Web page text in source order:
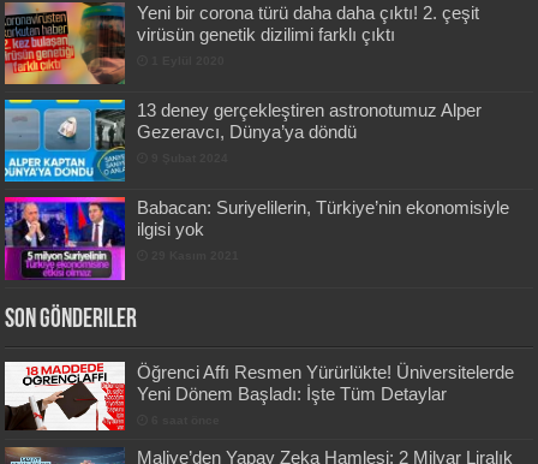
Yeni bir corona türü daha daha çıktı! 2. çeşit
virüsün genetik dizilimi farklı çıktı
13 deney gerçekleştiren astronotumuz Alper
Gezeravcı, Dünya’ya döndü
Babacan: Suriyelilerin, Türkiye’nin ekonomisiyle
ilgisi yok
Son Gönderiler
Öğrenci Affı Resmen Yürürlükte! Üniversitelerde
Yeni Dönem Başladı: İşte Tüm Detaylar
Maliye’den Yapay Zeka Hamlesi: 2 Milyar Liralık